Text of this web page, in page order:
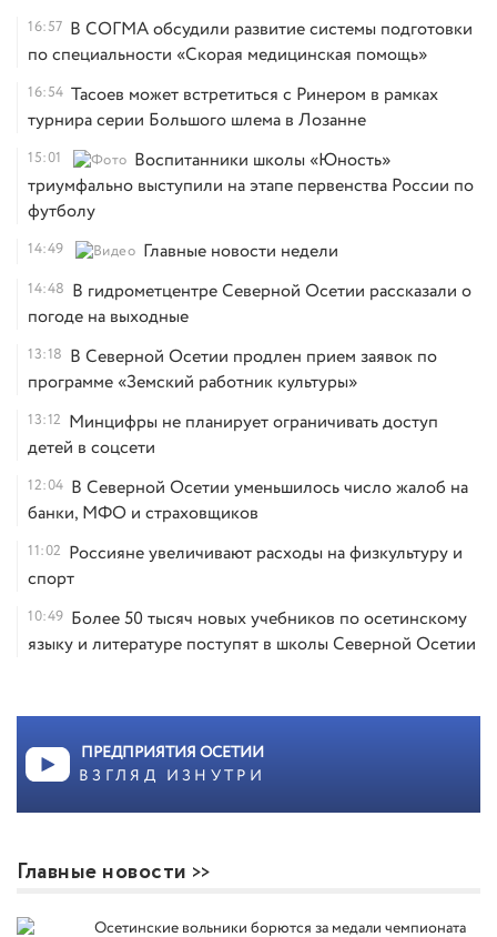
16:57 В СОГМА обсудили развитие системы подготовки
по специальности «Скорая медицинская помощь»
16:54 Тасоев может встретиться с Ринером в рамках
турнира серии Большого шлема в Лозанне
15:01
Воспитанники школы «Юность»
триумфально выступили на этапе первенства России по
футболу
14:49 Главные новости недели
14:48 В гидрометцентре Северной Осетии рассказали о
погоде на выходные
13:18 В Северной Осетии продлен прием заявок по
программе «Земский работник культуры»
13:12 Минцифры не планирует ограничивать доступ
детей в соцсети
12:04 В Северной Осетии уменьшилось число жалоб на
банки, МФО и страховщиков
11:02 Россияне увеличивают расходы на физкультуру и
спорт
10:49 Более 50 тысяч новых учебников по осетинскому
языку и литературе поступят в школы Северной Осетии
ПРЕДПРИЯТИЯ ОСЕТИИ
ВЗГЛЯД ИЗНУТРИ
Главные новости
Осетинские вольники борются за медали чемпионата